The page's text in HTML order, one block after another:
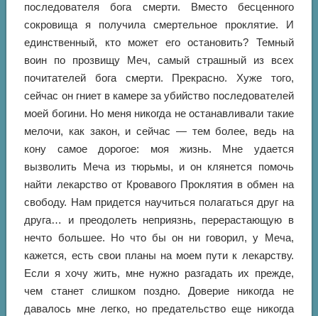
последователя бога смерти. Вместо бесценного
сокровища я получила смертельное проклятие. И
единственный, кто может его остановить? Темный
воин по прозвищу Меч, самый страшный из всех
почитателей бога смерти. Прекрасно. Хуже того,
сейчас он гниет в камере за убийство последователей
моей богини. Но меня никогда не останавливали такие
мелочи, как закон, и сейчас — тем более, ведь на
кону самое дорогое: моя жизнь. Мне удается
вызволить Меча из тюрьмы, и он клянется помочь
найти лекарство от Кровавого Проклятия в обмен на
свободу. Нам придется научиться полагаться друг на
друга… и преодолеть неприязнь, перерастающую в
нечто большее. Но что бы он ни говорил, у Меча,
кажется, есть свои планы на моем пути к лекарству.
Если я хочу жить, мне нужно разгадать их прежде,
чем станет слишком поздно. Доверие никогда не
давалось мне легко, но предательство еще никогда